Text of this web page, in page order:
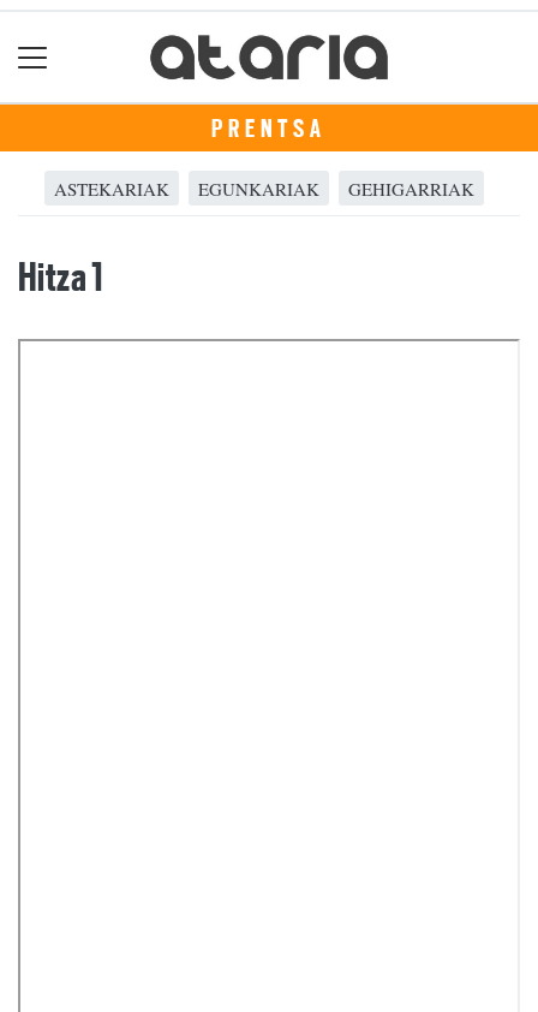
PRENTSA
ASTEKARIAK EGUNKARIAK GEHIGARRIAK
Hitza 1